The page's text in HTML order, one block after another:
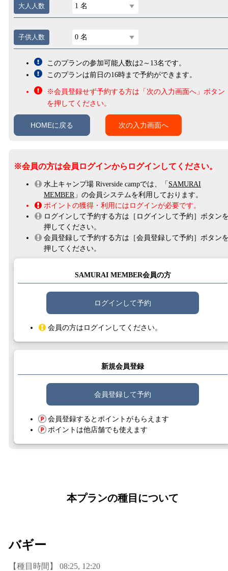
大人人数 1 名
子供人数 0 名
このプランの参加可能人数は2～13名です。
このプランは前日の16時まで予約ができます。
会員登録せず予約する方は「次の入力画面へ」ボタン
を押してください。
HOMEに戻る 次の入力画面へ
※会員の方は会員ログインからログインしてください。
水上キャンプ場 Riverside campでは、「 SAMURAI
MEMBER 」の会員システムを利用しております。
ポイントの獲得・利用にはログインが必要です。
ログインして予約する方は［ログインして予約］ボタン
押してください。
会員登録して予約する方は［会員登録して予約］ボタン
押してください。
SAMURAI MEMBER会員の方
ログインして予約
会員の方はログインしてください。
新規会員登録
会員登録して予約
会員登録するとポイントがもらえます
ポイントは他店舗でも使えます
本プランの種目について
バギー
【種目時間】 08:25, 12:20